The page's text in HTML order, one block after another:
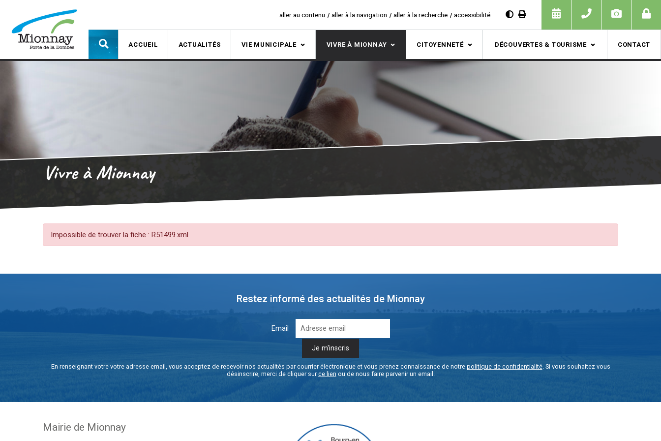
aller au contenu aller à la navigation aller à la recherche accessibilité
ACCUEIL ACTUALITÉS VIE MUNICIPALE VIVRE À MIONNAY CITOYENNETÉ DÉCOUVERTES & TOURISME CONTACT
Vivre à Mionnay
Impossible de trouver la fiche : R51499.xml
Restez informé des actualités de Mionnay
Email
En renseignant votre votre adresse email, vous acceptez de recevoir nos actualités par courrier électronique et vous prenez connaissance de notre politique de confidentialité. Si vous souhaitez vous
désinscrire, merci de cliquer surce lien ou de nous faire parvenir un email.
Mairie de Mionnay